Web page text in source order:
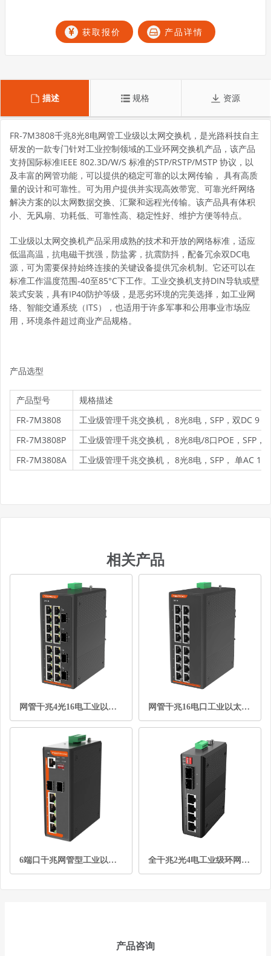
获取报价 产品详情
描述 规格 资源
FR-7M3808千兆8光8电网管工业级以太网交换机，是光路科技自主
研发的一款专门针对工业控制领域的工业环网交换机产品，该产品
支持国际标准IEEE 802.3D/W/S 标准的STP/RSTP/MSTP 协议，以
及丰富的网管功能，可以提供的稳定可靠的以太网传输， 具有高质
量的设计和可靠性。可为用户提供并实现高效带宽、可靠光纤网络
解决方案的以太网数据交换、汇聚和远程光传输。该产品具有体积
小、无风扇、功耗低、可靠性高、稳定性好、维护方便等特点。
工业级以太网交换机产品采用成熟的技术和开放的网络标准，适应
低温高温，抗电磁干扰强，防盐雾，抗震防抖，配备冗余双DC电
源，可为需要保持始终连接的关键设备提供冗余机制。它还可以在
标准工作温度范围-40至85°C下工作。工业交换机支持DIN导轨或壁
装式安装，具有IP40防护等级，是恶劣环境的完美选择，如工业网
络、智能交通系统（ITS），也适用于许多军事和公用事业市场应
用，环境条件超过商业产品规格。
产品选型
产品型号
规格描述
FR-7M3808
工业级管理千兆交换机， 8光8电，SFP，双DC 9～
FR-7M3808P
工业级管理千兆交换机， 8光8电/8口POE，SFP，
FR-7M3808A
工业级管理千兆交换机， 8光8电，SFP， 单AC
相关产品
网管千兆4光16电工业以太网交换机 网管千兆16电口工业以太网交换机
6端口千兆网管型工业以太网交换机 全千兆2光4电工业级环网交换机带拨码管理型
产品咨询